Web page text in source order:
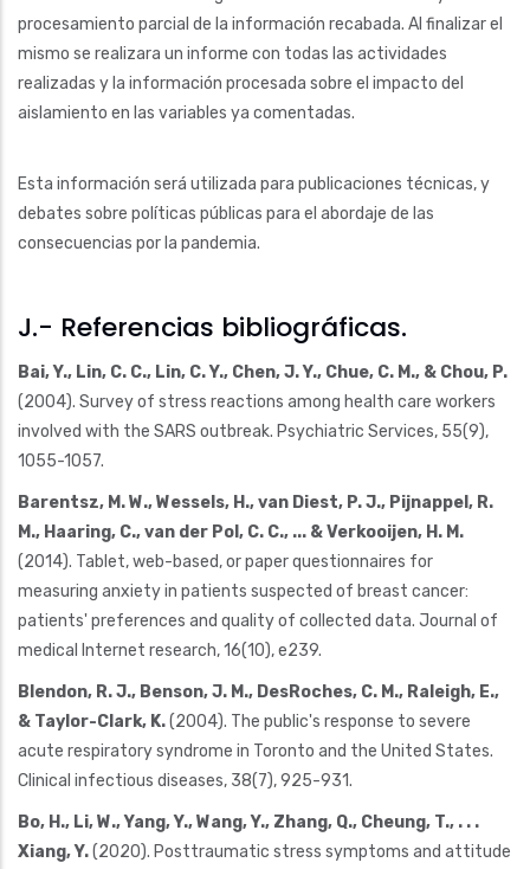
procesamiento parcial de la información recabada. Al finalizar el
mismo se realizara un informe con todas las actividades
realizadas y la información procesada sobre el impacto del
aislamiento en las variables ya comentadas.
Esta información será utilizada para publicaciones técnicas, y
debates sobre políticas públicas para el abordaje de las
consecuencias por la pandemia.
J.- Referencias bibliográficas.
Bai, Y., Lin, C. C., Lin, C. Y., Chen, J. Y., Chue, C. M., & Chou, P.
(2004). Survey of stress reactions among health care workers
involved with the SARS outbreak. Psychiatric Services, 55(9),
1055-1057.
Barentsz, M. W., Wessels, H., van Diest, P. J., Pijnappel, R.
M., Haaring, C., van der Pol, C. C., ... & Verkooijen, H. M.
(2014). Tablet, web-based, or paper questionnaires for
measuring anxiety in patients suspected of breast cancer:
patients' preferences and quality of collected data. Journal of
medical Internet research, 16(10), e239.
Blendon, R. J., Benson, J. M., DesRoches, C. M., Raleigh, E.,
& Taylor-Clark, K.(2004). The public's response to severe
acute respiratory syndrome in Toronto and the United States.
Clinical infectious diseases, 38(7), 925-931.
Bo, H., Li, W., Yang, Y., Wang, Y., Zhang, Q., Cheung, T., . . .
Xiang, Y.(2020). Posttraumatic stress symptoms and attitude